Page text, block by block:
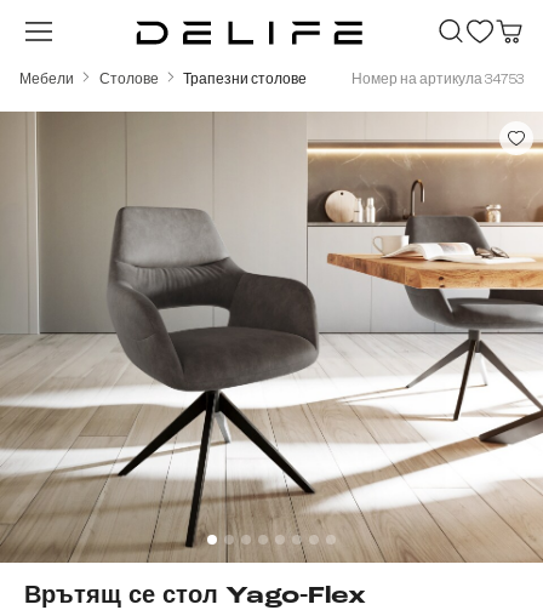
Преминете към основното съдържание
Мебели Столове Трапезни столове Номер на артикула 34753
Врътящ се стол Yago-Flex